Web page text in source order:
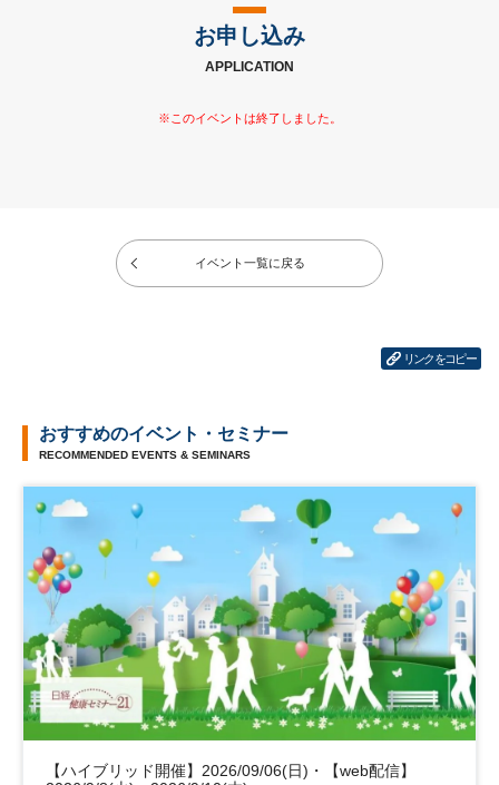
お申し込み
APPLICATION
イベント一覧に戻る
リンクをコピー
おすすめのイベント・セミナー
RECOMMENDED EVENTS & SEMINARS
【ハイブリッド開催】2026/09/06(日)・【web配信】